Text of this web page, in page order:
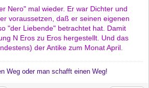
Nero" mal wieder. Er war Dichter und
voraussetzen, daß er seinen eigenen
"der Liebende" betrachtet hat. Damit
N Eros zu Eros hergestellt. Und das
der Antike zum Monat April.
Weg oder man schafft einen Weg!